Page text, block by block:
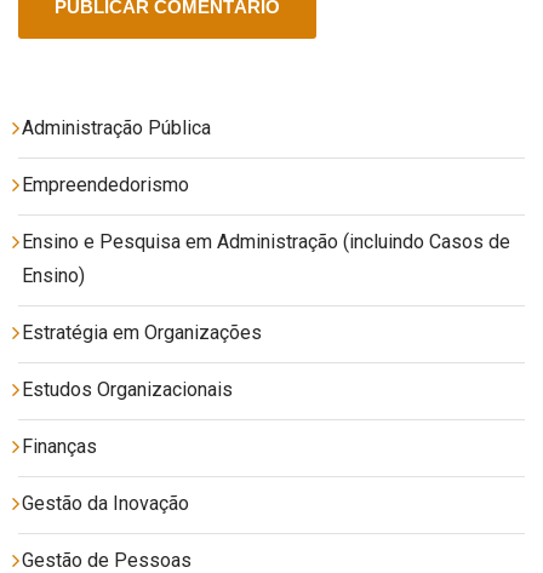
Administração Pública
Empreendedorismo
Ensino e Pesquisa em Administração (incluindo Casos de
Ensino)
Estratégia em Organizações
Estudos Organizacionais
Finanças
Gestão da Inovação
Gestão de Pessoas